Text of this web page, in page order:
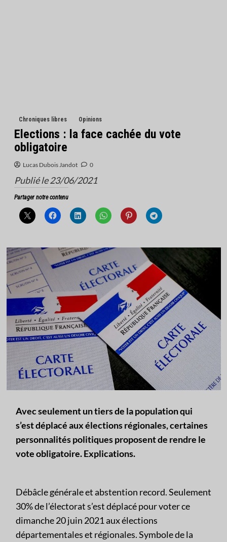
Chroniques libres Opinions
Elections : la face cachée du vote
obligatoire
Lucas Dubois Jandot 0
Publié le 23/06/2021
Partager notre contenu
Avec seulement un tiers de la population qui
s’est déplacé aux élections régionales, certaines
personnalités politiques proposent de rendre le
vote obligatoire. Explications.
Débâcle générale et abstention record. Seulement
30% de l’électorat s’est déplacé pour voter ce
dimanche 20 juin 2021 aux élections
départementales et régionales. Symbole de la